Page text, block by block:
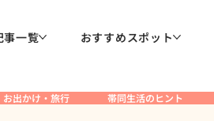
事一覧 おすすめスポット
お出かけ・旅行 帯同生活のヒント